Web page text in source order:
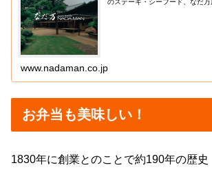
のステーキ・シーフード、なだ
www.nadaman.co.jp
お弁当も美味しい！
1830年に創業とのことで約190年の歴史